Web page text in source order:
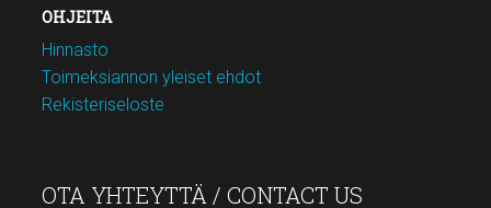
OHJEITA
Hinnasto
Toimeksiannon yleiset ehdot
Rekisteriseloste
OTA YHTEYTTÄ / CONTACT US